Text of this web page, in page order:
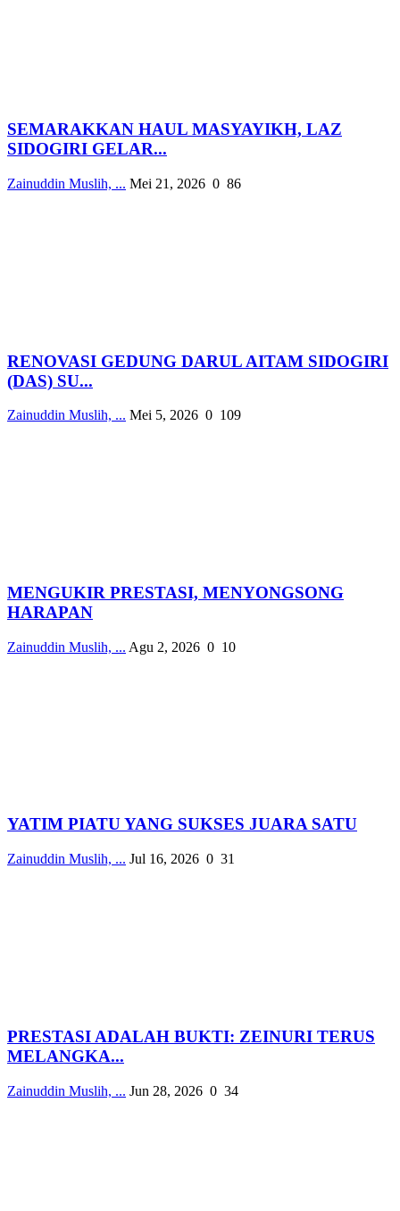
SEMARAKKAN HAUL MASYAYIKH, LAZ
SIDOGIRI GELAR...
Zainuddin Muslih, ... Mei 21, 2026 0 86
RENOVASI GEDUNG DARUL AITAM SIDOGIRI
(DAS) SU...
Zainuddin Muslih, ... Mei 5, 2026 0 109
MENGUKIR PRESTASI, MENYONGSONG
HARAPAN
Zainuddin Muslih, ... Agu 2, 2026 0 10
YATIM PIATU YANG SUKSES JUARA SATU
Zainuddin Muslih, ... Jul 16, 2026 0 31
PRESTASI ADALAH BUKTI: ZEINURI TERUS
MELANGKA...
Zainuddin Muslih, ... Jun 28, 2026 0 34